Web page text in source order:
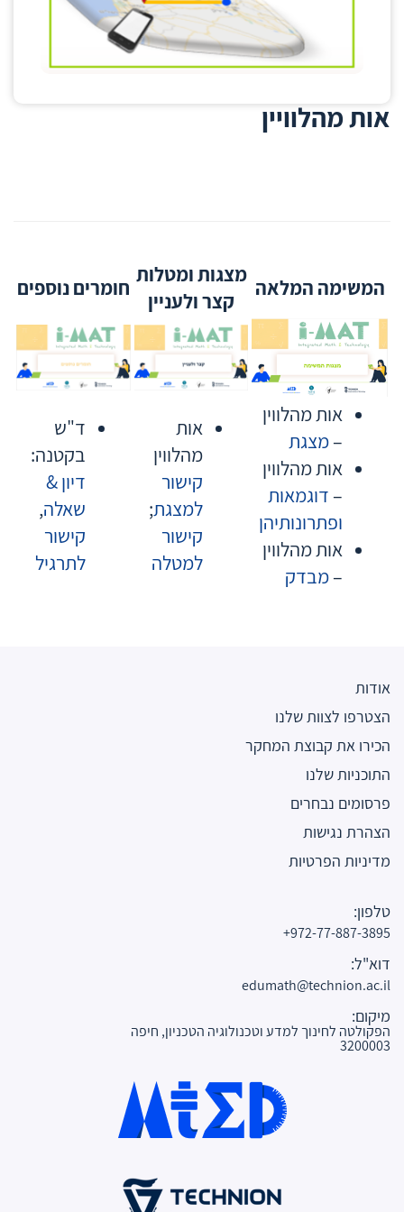
אות מהלוויין
המשימה המלאה
מצגות ומטלות
קצר ולעניין
חומרים נוספים
אות מהלווין
–מצגת
אות מהלווין
– דוגמאות
ופתרונותיהן
אות מהלווין
–מבדק
אות
מהלווין
קישור
למצגת;
קישור
למטלה
ד"ש
בקטנה:
דיון &
שאלה,
קישור
לתרגיל
אודות
הצטרפו לצוות שלנו
הכירו את קבוצת המחקר
התוכניות שלנו
פרסומים נבחרים
הצהרת נגישות
מדיניות הפרטיות
טלפון:
972-77-887-3895+
דוא"ל:
edumath@technion.ac.il
מיקום:
הפקולטה לחינוך למדע וטכנולוגיה הטכניון, חיפה
3200003